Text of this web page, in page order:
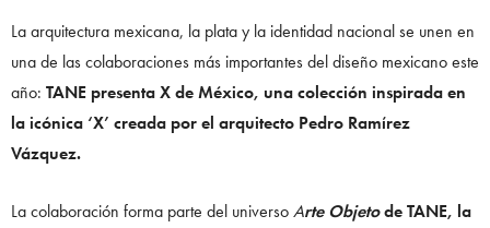
La arquitectura mexicana, la plata y la identidad nacional se unen en
una de las colaboraciones más importantes del diseño mexicano este
año: TANE presenta X de México, una colección inspirada en
la icónica ‘X’ creada por el arquitecto Pedro Ramírez
Vázquez.
La colaboración forma parte del universoArte Objetode TANE, la